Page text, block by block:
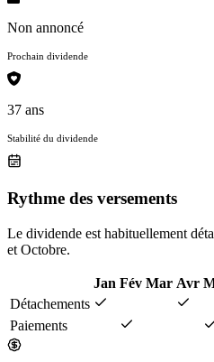
Non annoncé
Prochain dividende
37 ans
Stabilité du dividende
Rythme des versements
Le dividende est habituellement
et Octobre.
Jan Fév Mar Avr
Détachements
Paiements